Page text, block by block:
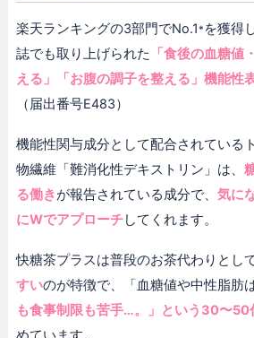
楽天ランキングの3部門でNo.1 * を獲得
誌でも取り上げられた
「食後の血糖値
える」「お腹の調子を整える」機能性
（届出番号E483）
機能性関与成分として配合されている
物繊維「難消化性デキストリン」は、
る働きが報告されている成分で、 気に
にWでアプローチしてくれます。
快糖茶プラスは普段のお茶代わりとし
すいのが特徴で、「血糖値や中性脂肪
も食事制限も苦手…。」という30〜50